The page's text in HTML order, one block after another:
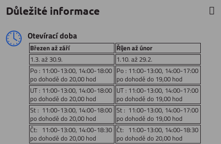
Důležité informace
Otevírací doba
Březen až září
Říjen až únor
1.3. až 30.9.
1.10. až 29.2.
Po : 11:00-13:00, 14:00-18:00
po dohodě do 20,00 hod
Po : 11:00-13:00, 14:00-17:00
po dohodě do 19,00 hod
UT : 11:00-13:00, 14:00-18:00
po dohodě do 20,00 hod
UT : 11:00-13:00, 14:00-17:00
po dohodě do 19,00 hod
St : 11:00-13:00, 14:00-18:00
po dohodě do 20,00 hod
St : 11:00-13:00, 14:00-17:00
po dohodě do 19,00 hod
Čt: 11:00-13:00, 14:00-18:30
po dohodě do 20,00 hod
Čt: 11:00-13:00, 14:00-18:30
po dohodě do 20,00 hod